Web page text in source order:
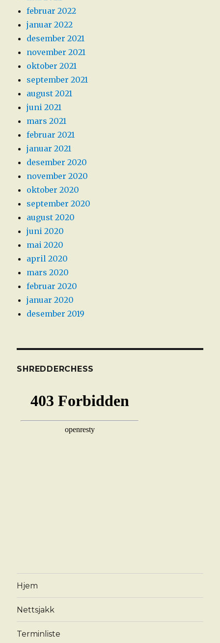
februar 2022
januar 2022
desember 2021
november 2021
oktober 2021
september 2021
august 2021
juni 2021
mars 2021
februar 2021
januar 2021
desember 2020
november 2020
oktober 2020
september 2020
august 2020
juni 2020
mai 2020
april 2020
mars 2020
februar 2020
januar 2020
desember 2019
SHREDDERCHESS
Hjem
Nettsjakk
Terminliste